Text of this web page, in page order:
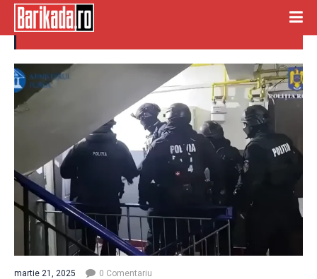
campanie calin georgescu
martie 21, 2025 0 Comentariu